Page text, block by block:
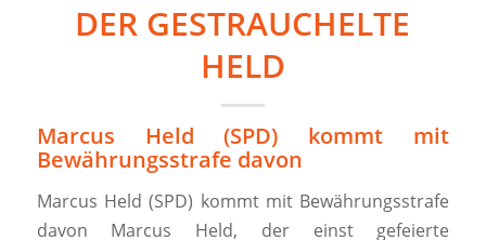
DER GESTRAUCHELTE
HELD
Marcus Held (SPD) kommt mit
Bewährungsstrafe davon
Marcus Held (SPD) kommt mit Bewährungsstrafe
davon Marcus Held, der einst gefeierte